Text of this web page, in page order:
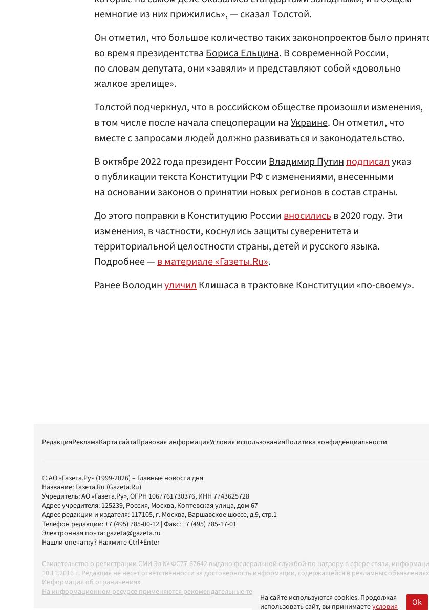
немногие из них прижились», — сказал Толстой.
Он отметил, что большое количество таких законопроектов было
во время президентстваБориса Ельцина. В современной России,
по словам депутата, они «завяли» и представляют собой «довольно
жалкое зрелище».
Толстой подчеркнул, что в российском обществе произошли изменения,
в том числе после начала спецоперации наУкраине. Он отметил, что
вместе с запросами людей должно развиваться и законодательство.
В октябре 2022 года президент РоссииВладимир Путинподписалуказ
о публикации текста Конституции РФ с изменениями, внесенными
на основании законов о принятии новых регионов в состав страны.
До этого поправки в Конституцию Россиивносилисьв 2020 году. Эти
изменения, в частности, коснулись защиты суверенитета и
территориальной целостности страны, детей и русского языка.
Подробнее —в материале «Газеты.Ru».
Ранее ВолодинуличилКлишаса в трактовке Конституции «по-своему».
РедакцияРекламаКарта сайтаПравовая информацияУсловия использованияПолитика конфиденциальности
© АО «Газета.Ру» (1999-2026) – Главные новости дня
Название: Газета.Ru (Gazeta.Ru)
Учредитель:АО «Газета.Ру», ОГРН 1067761730376, ИНН 7743625728
Адрес учредителя: 125239, Россия, Москва, Коптевская улица, дом 67
Адрес редакции и издателя: 117105, г. Москва, Варшавское шоссе, д.9, стр.1
Телефон редакции:+7 (495) 785-00-12 | Факс:+7 (495) 785-17-01
Электронная почта:gazeta@gazeta.ru
Нашли опечатку? Нажмите Ctrl+Enter
Свидетельство о регистрации СМИ Эл № ФС77-67642 выдано федеральной службой по надзору в сфере связи,
10.11.2016 г. Редакция не несет ответственности за достоверность информации, содержащейся в рекламных
Информация об ограничениях
На информационном ресурсе применяются рекомендательные технологии в соответствии с Правилами
На сайте используются cookies. Продолжая
использовать сайт, вы принимаетеусловия Ok